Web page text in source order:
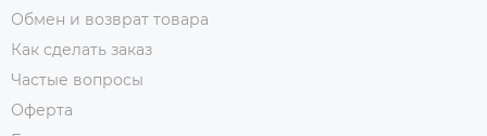
Обмен и возврат товара
Как сделать заказ
Частые вопросы
Оферта